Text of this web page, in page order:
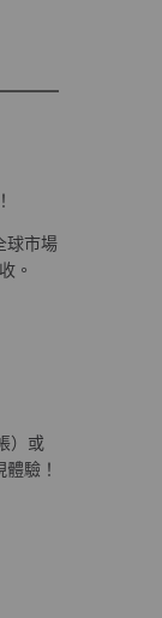
球市場
。
）或
驗！